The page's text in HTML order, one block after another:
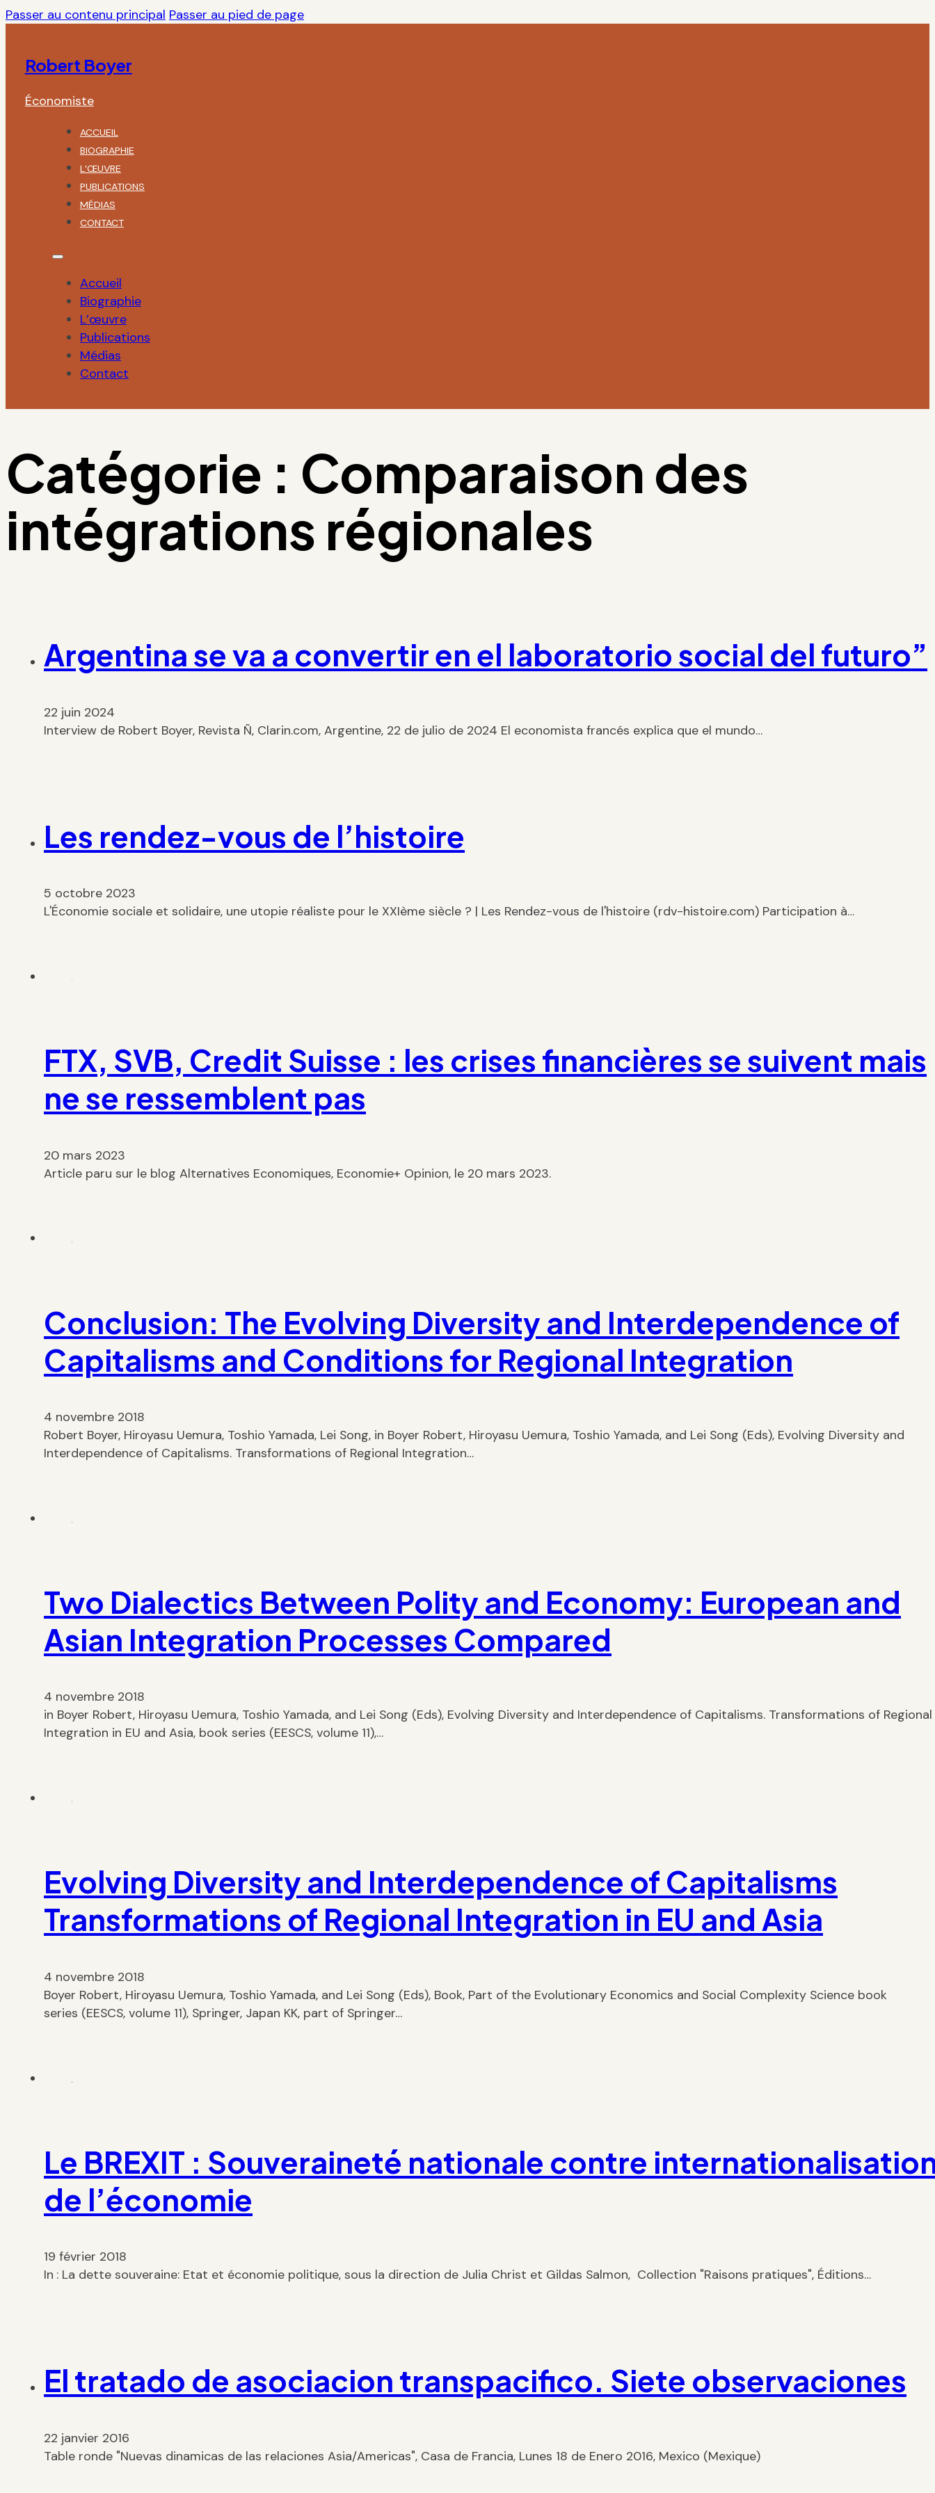
Passer au contenu principal Passer au pied de page
Robert Boyer
Économiste
ACCUEIL
BIOGRAPHIE
L’ŒUVRE
PUBLICATIONS
MÉDIAS
CONTACT
Accueil
Biographie
L’œuvre
Publications
Médias
Contact
Catégorie : Comparaison des
intégrations régionales
Argentina se va a convertir en el laboratorio social del futuro”
22 juin 2024
Interview de Robert Boyer, Revista Ñ, Clarin.com, Argentine, 22 de julio de 2024 El economista francés explica que el mundo…
Les rendez-vous de l’histoire
5 octobre 2023
L'Économie sociale et solidaire, une utopie réaliste pour le XXIème siècle ? | Les Rendez-vous de l'histoire (rdv-histoire.com) Participation à…
FTX, SVB, Credit Suisse : les crises financières se suivent mais
ne se ressemblent pas
20 mars 2023
Article paru sur le blog Alternatives Economiques, Economie+ Opinion, le 20 mars 2023.
Conclusion: The Evolving Diversity and Interdependence of
Capitalisms and Conditions for Regional Integration
4 novembre 2018
Robert Boyer, Hiroyasu Uemura, Toshio Yamada, Lei Song, in Boyer Robert, Hiroyasu Uemura, Toshio Yamada, and Lei Song (Eds), Evolving Diversity and
Interdependence of Capitalisms. Transformations of Regional Integration…
Two Dialectics Between Polity and Economy: European and
Asian Integration Processes Compared
4 novembre 2018
in Boyer Robert, Hiroyasu Uemura, Toshio Yamada, and Lei Song (Eds), Evolving Diversity and Interdependence of Capitalisms. Transformations of Regional
Integration in EU and Asia, book series (EESCS, volume 11),…
Evolving Diversity and Interdependence of Capitalisms
Transformations of Regional Integration in EU and Asia
4 novembre 2018
Boyer Robert, Hiroyasu Uemura, Toshio Yamada, and Lei Song (Eds), Book, Part of the Evolutionary Economics and Social Complexity Science book
series (EESCS, volume 11), Springer, Japan KK, part of Springer…
Le BREXIT : Souveraineté nationale contre
de l’économie
19 février 2018
In : La dette souveraine: Etat et économie politique, sous la direction de Julia Christ et Gildas Salmon, Collection "Raisons pratiques", Éditions…
El tratado de asociacion transpacifico. Siete observaciones
22 janvier 2016
Table ronde "Nuevas dinamicas de las relaciones Asia/Americas", Casa de Francia, Lunes 18 de Enero 2016, Mexico (Mexique)